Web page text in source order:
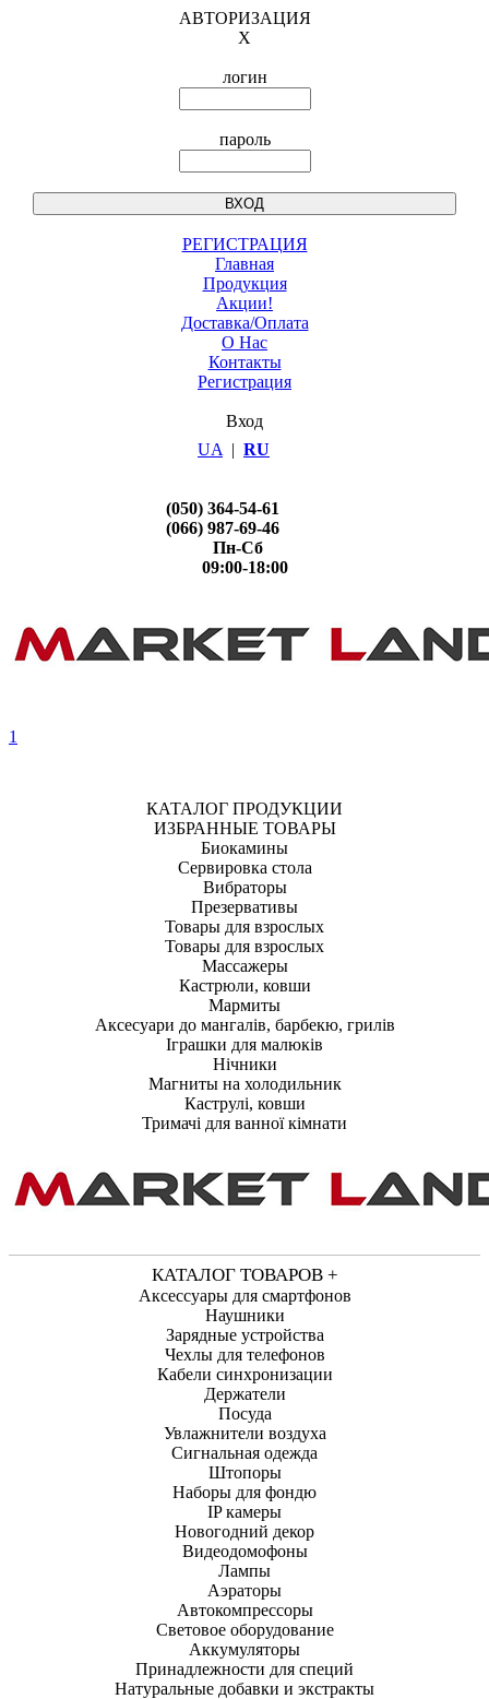
АВТОРИЗАЦИЯ
X
логин
пароль
РЕГИСТРАЦИЯ
Главная
Продукция
Акции!
Доставка/Оплата
О Нас
Контакты
Регистрация
Вход
UA | RU
(050) 364-54-61
(066) 987-69-46
Пн-Сб
09:00-18:00
1
КАТАЛОГ ПРОДУКЦИИ
ИЗБРАННЫЕ ТОВАРЫ
Биокамины
Сервировка стола
Вибраторы
Презервативы
Товары для взрослых
Товары для взрослых
Массажеры
Кастрюли, ковши
Мармиты
Аксесуари до мангалів, барбекю, грилів
Іграшки для малюків
Нічники
Магниты на холодильник
Каструлі, ковши
Тримачі для ванної кімнати
КАТАЛОГ ТОВАРОВ +
Аксессуары для смартфонов
Наушники
Зарядные устройства
Чехлы для телефонов
Кабели синхронизации
Держатели
Посуда
Увлажнители воздуха
Сигнальная одежда
Штопоры
Наборы для фондю
IP камеры
Новогодний декор
Видеодомофоны
Лампы
Аэраторы
Автокомпрессоры
Световое оборудование
Аккумуляторы
Принадлежности для специй
Натуральные добавки и экстракты